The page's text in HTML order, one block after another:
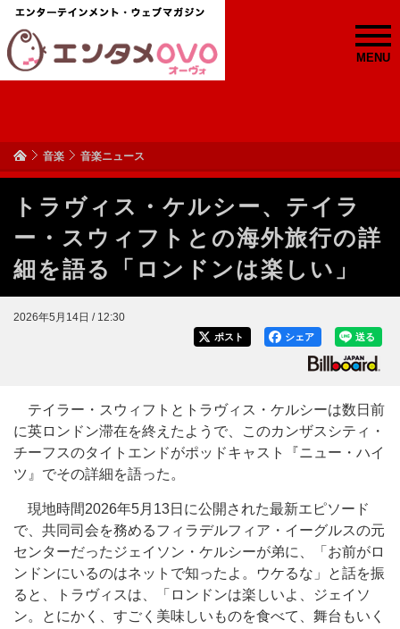
MENU
音楽 音楽ニュース
トラヴィス・ケルシー、テイラ
ー・スウィフトとの海外旅行の詳
細を語る「ロンドンは楽しい」
2026年5月14日 / 12:30
送る
シェア
ポスト
テイラー・スウィフトとトラヴィス・ケルシーは数日前
に英ロンドン滞在を終えたようで、このカンザスシティ・
チーフスのタイトエンドがポッドキャスト『ニュー・ハイ
ツ』でその詳細を語った。
現地時間2026年5月13日に公開された最新エピソード
で、共同司会を務めるフィラデルフィア・イーグルスの元
センターだったジェイソン・ケルシーが弟に、「お前がロ
ンドンにいるのはネットで知ったよ。ウケるな」と話を振
ると、トラヴィスは、「ロンドンは楽しいよ、ジェイソ
ン。とにかく、すごく美味しいものを食べて、舞台もいく